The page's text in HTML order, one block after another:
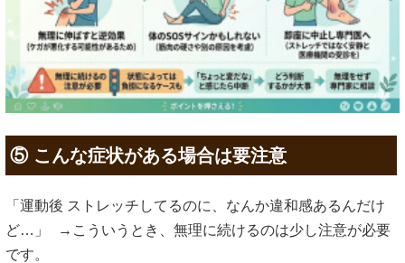
⑤ こんな症状がある場合は要注意
「運動後 ストレッチしてるのに、なんか違和感あるんだけ
ど…」 →こういうとき、無理に続けるのは少し注意が必要
です。